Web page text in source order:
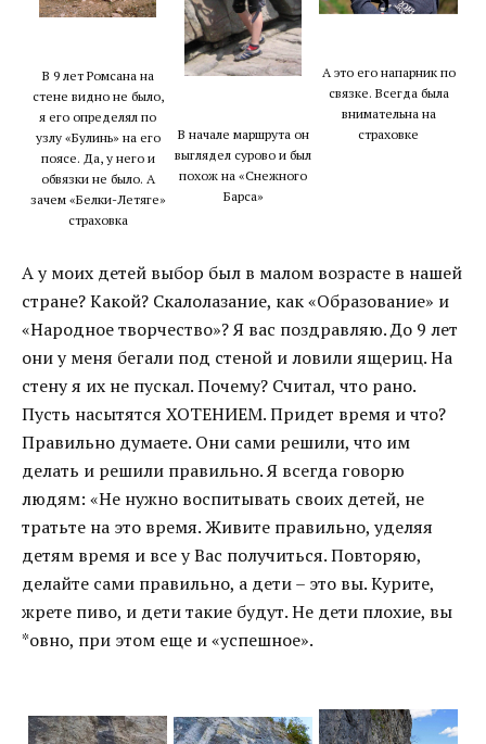
В 9 лет Ромсана на
стене видно не было,
я его определял по
узлу «Булинь» на его
поясе. Да, у него и
обвязки не было. А
зачем «Белки-Летяге»
страховка
В начале маршрута он
выглядел сурово и был
похож на «Снежного
Барса»
А это его напарник по
связке. Всегда была
внимательна на
страховке
А у моих детей выбор был в малом возрасте в нашей
стране? Какой? Скалолазание, как «Образование» и
«Народное творчество»? Я вас поздравляю. До 9 лет
они у меня бегали под стеной и ловили ящериц. На
стену я их не пускал. Почему? Считал, что рано.
Пусть насытятся ХОТЕНИЕМ. Придет время и что?
Правильно думаете. Они сами решили, что им
делать и решили правильно. Я всегда говорю
людям: «Не нужно воспитывать своих детей, не
тратьте на это время. Живите правильно, уделяя
детям время и все у Вас получиться. Повторяю,
делайте сами правильно, а дети – это вы. Курите,
жрете пиво, и дети такие будут. Не дети плохие, вы
*овно, при этом еще и «успешное».